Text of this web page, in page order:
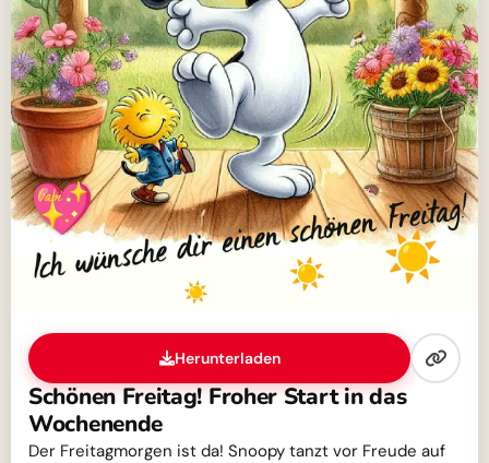
Herunterladen
Schönen Freitag! Froher Start in das
Wochenende
Der Freitagmorgen ist da! Snoopy tanzt vor Freude auf